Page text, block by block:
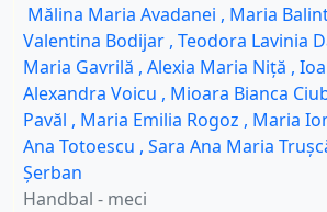
Mălina Maria Avadanei , Maria
Valentina Bodijar , Teodora Lavinia
Maria Gavrilă , Alexia Maria Niță ,
Alexandra Voicu , Mioara Bianca
Pavăl , Maria Emilia Rogoz , Maria
Ana Totoescu , Sara Ana Maria
Șerban
Handbal - meci